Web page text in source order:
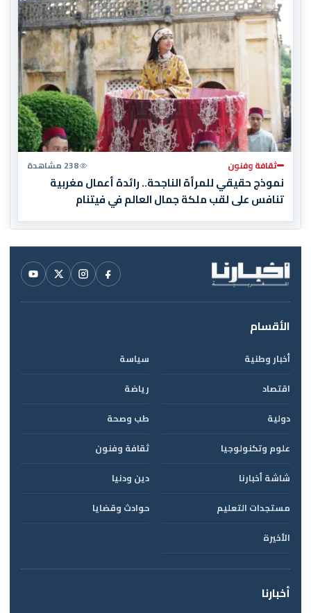
ثقافة وفنون 238 مشاهدة
نموذج حقيقي للمرأة الناجحة.. رائدة أعمال مغربية
تنافس على لقب ملكة جمال العالم في فيتنام
الأقسام
أخبار وطنية
سياسة
اقتصاد
رياضة
دولية
طب وصحة
علوم وتكنولوجيا
ثقافة وفنون
شاشة أخبارنا
دين ودنيا
مستجدات التعليم
حوادث وقضايا
الأخيرة
أخبارنا